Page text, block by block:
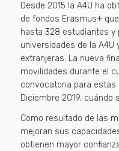
Desde 2015 la A4U ha
de fondos Erasmus+
hasta 328 estudiantes y
universidades de la
extranjeras. La nueva
movilidades durante el
convocatoria para estas
Diciembre 2019, cuándo
Como resultado de las
mejoran sus
obtienen mayor